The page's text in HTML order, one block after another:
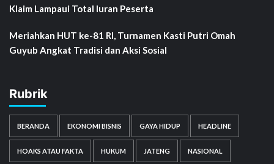
Klaim Lampaui Total Iuran Peserta
Meriahkan HUT ke-81 RI, Turnamen Kasti Putri Omah
Guyub Angkat Tradisi dan Aksi Sosial
Rubrik
BERANDA EKONOMI BISNIS GAYA HIDUP HEADLINE
HOAKS ATAU FAKTA HUKUM JATENG NASIONAL